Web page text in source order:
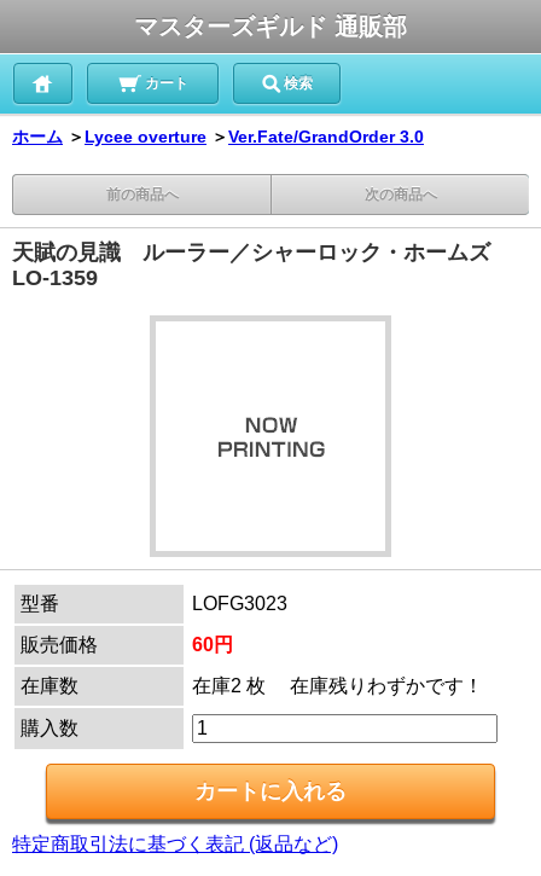
マスターズギルド 通販部
カート 検索
ホーム ＞ Lycee overture ＞Ver.Fate/GrandOrder 3.0
前の商品へ 次の商品へ
天賦の見識 ルーラー／シャーロック・ホームズ
LO-1359
型番
LOFG3023
販売価格
60円
在庫数
在庫2 枚 在庫残りわずかです！
購入数
特定商取引法に基づく表記 (返品など)